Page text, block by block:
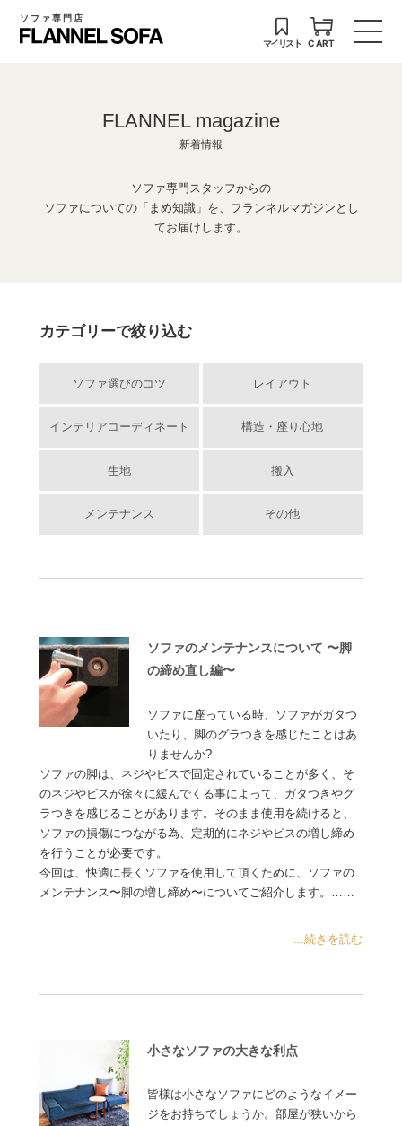
ソファ専門店
マイリスト CART
FLANNEL magazine
新着情報
ソファ専門スタッフからの
ソファについての「まめ知識」を、フランネルマガジンとし
てお届けします。
カテゴリーで絞り込む
ソファ選びのコツ レイアウト
インテリアコーディネート 構造・座り心地
生地 搬入
メンテナンス その他
ソファのメンテナンスについて 〜脚
の締め直し編〜
ソファに座っている時、ソファがガタつ
いたり、脚のグラつきを感じたことはあ
りませんか?
ソファの脚は、ネジやビスで固定されていることが多く、そ
のネジやビスが徐々に緩んでくる事によって、ガタつきやグ
ラつきを感じることがあります。そのまま使用を続けると、
ソファの損傷につながる為、定期的にネジやビスの増し締め
を行うことが必要です。
今回は、快適に長くソファを使用して頂くために、ソファの
メンテナンス〜脚の増し締め〜についてご紹介します。……
...続きを読む
小さなソファの大きな利点
皆様は小さなソファにどのようなイメー
ジをお持ちでしょうか。部屋が狭いから